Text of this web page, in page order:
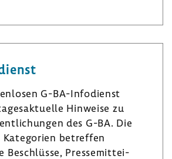
G-​BA-Infodienst
Hinweise zu
des G-BA. Die
Kate­go­rien betreffen
Beschlüsse, Pres­se­mit­tei­